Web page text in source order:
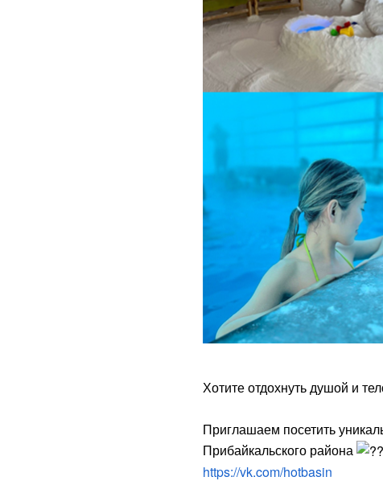
Хотите отдохнуть душой и
Приглашаем посетить
Прибайкальского района
https://vk.com/hotbasin